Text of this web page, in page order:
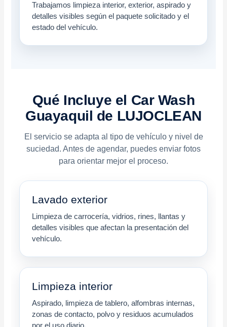
Trabajamos limpieza interior, exterior, aspirado y
detalles visibles según el paquete solicitado y el
estado del vehículo.
Qué Incluye el Car Wash
Guayaquil de LUJOCLEAN
El servicio se adapta al tipo de vehículo y nivel de
suciedad. Antes de agendar, puedes enviar fotos
para orientar mejor el proceso.
Lavado exterior
Limpieza de carrocería, vidrios, rines, llantas y
detalles visibles que afectan la presentación del
vehículo.
Limpieza interior
Aspirado, limpieza de tablero, alfombras internas,
zonas de contacto, polvo y residuos acumulados